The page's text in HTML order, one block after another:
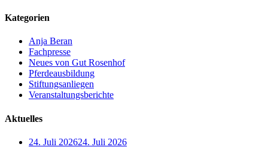
Kategorien
Anja Beran
Fachpresse
Neues von Gut Rosenhof
Pferdeausbildung
Stiftungsanliegen
Veranstaltungsberichte
Aktuelles
24. Juli 202624. Juli 2026